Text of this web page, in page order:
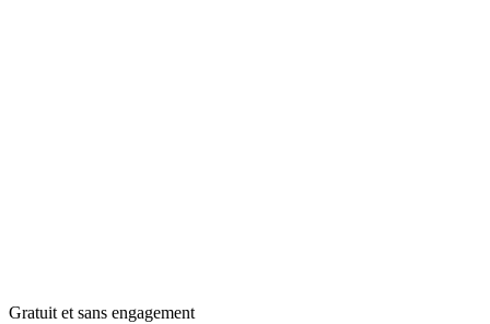
Gratuit et sans engagement